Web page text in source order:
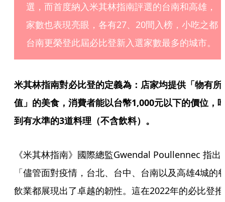
選，而首度納入米其林指南評選的台南和高雄，
家數也表現亮眼，各有27、20間入榜，小吃之都
台南更榮登此屆必比登新入選家數最多的城市。
米其林指南對必比登的定義為：店家均提供「物有所
值」的美食，消費者能以台幣1,000元以下的價位，
到有水準的3道料理（不含飲料）。
《米其林指南》國際總監Gwendal Poullennec 指出
「儘管面對疫情，台北、台中、台南以及高雄4城的
飲業都展現出了卓越的韌性。這在2022年的必比登推